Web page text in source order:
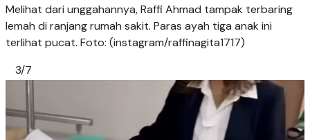
Melihat dari unggahannya, Raffi Ahmad tampak terbaring
lemah di ranjang rumah sakit. Paras ayah tiga anak ini
terlihat pucat. Foto: (instagram/raffinagita1717)
3/7